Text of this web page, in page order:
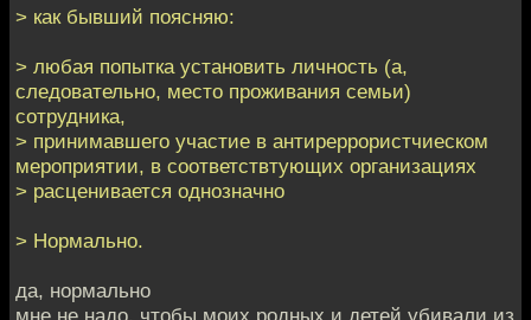
> как бывший поясняю:
> любая попытка установить личность (а,
следовательно, место проживания семьи)
сотрудника,
> принимавшего участие в антиреррористчиеском
мероприятии, в соответствтующих организациях
> расценивается однозначно
> Нормально.
да, нормально
мне не надо, чтобы моих родных и детей убивали из